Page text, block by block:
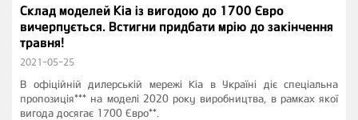
Склад моделей Kia із вигодою до 1700 Євро
вичерпується. Встигни придбати мрію до закінчення
травня!
2021-05-25
В офіційній дилерській мережі Kia в Україні діє спеціальна
пропозиція*** на моделі 2020 року виробництва, в рамках якої
вигода досягає 1700 Євро**.